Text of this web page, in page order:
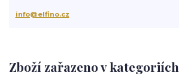
Zboží zařazeno v kategoriích
info@elfino.cz